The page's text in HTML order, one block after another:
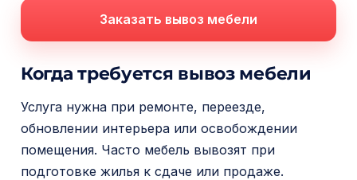
Заказать вывоз мебели
Когда требуется вывоз мебели
Услуга нужна при ремонте, переезде,
обновлении интерьера или освобождении
помещения. Часто мебель вывозят при
подготовке жилья к сдаче или продаже.